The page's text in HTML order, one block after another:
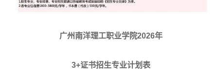
广州南洋理工职业学院2026年
3+证书招生专业计划表